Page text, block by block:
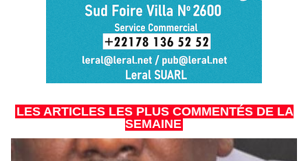
LES ARTICLES LES PLUS COMMENTÉS DE LA
SEMAINE